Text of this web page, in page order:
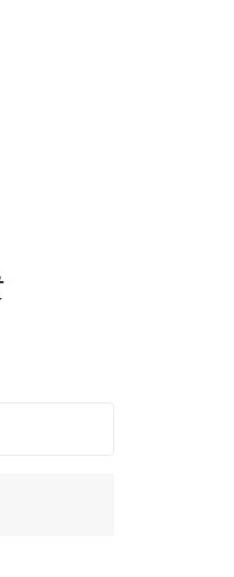
trip Selected